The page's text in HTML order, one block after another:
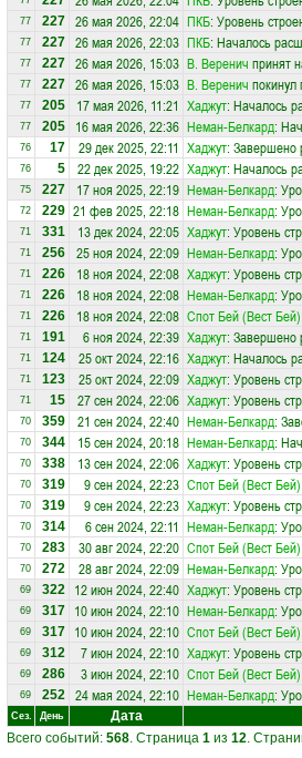
77 227 26 мая 2026, 22:04 ПКБ: Уровень
77 227 26 мая 2026, 22:03 ПКБ: Началось
77 227 26 мая 2026, 15:03 В. Веренич принят
77 227 26 мая 2026, 15:03 В. Веренич
77 205 17 мая 2026, 11:21 Хаджут: Началось
77 205 16 мая 2026, 22:36 Неман-Белкард:
76 17 29 дек 2025, 22:11 Хаджут: Завершено
76 5 22 дек 2025, 19:22 Хаджут: Началось
75 227 17 ноя 2025, 22:19 Неман-Белкард:
72 229 21 фев 2025, 22:18 Неман-Белкард:
71 331 13 дек 2024, 22:05 Хаджут: Уровень
71 256 25 ноя 2024, 22:09 Неман-Белкард:
71 226 18 ноя 2024, 22:08 Хаджут: Уровень
71 226 18 ноя 2024, 22:08 Неман-Белкард:
71 226 18 ноя 2024, 22:08 Спот Бей (Вест Бей)
71 191 6 ноя 2024, 22:39 Хаджут: Завершено
71 124 25 окт 2024, 22:16 Хаджут: Началось
71 123 25 окт 2024, 22:09 Хаджут: Уровень
71 15 27 сен 2024, 22:06 Хаджут: Уровень
70 359 21 сен 2024, 22:40 Неман-Белкард:
70 344 15 сен 2024, 20:18 Неман-Белкард:
70 338 13 сен 2024, 22:06 Хаджут: Уровень
70 319 9 сен 2024, 22:23 Спот Бей (Вест Бей)
70 319 9 сен 2024, 22:23 Хаджут: Уровень
70 314 6 сен 2024, 22:11 Неман-Белкард:
70 283 30 авг 2024, 22:20 Спот Бей (Вест Бей)
70 272 28 авг 2024, 22:09 Неман-Белкард:
69 322 12 июн 2024, 22:40 Хаджут: Уровень
69 317 10 июн 2024, 22:10 Неман-Белкард:
69 317 10 июн 2024, 22:10 Спот Бей (Вест Бей)
69 312 7 июн 2024, 22:10 Хаджут: Уровень
69 286 3 июн 2024, 22:10 Спот Бей (Вест Бей)
69 252 24 мая 2024, 22:10 Неман-Белкард:
Сез. День
Дата
Всего событий: 568. Страница 1 из 12.